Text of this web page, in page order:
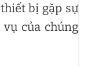
bị gặp sự
của chúng